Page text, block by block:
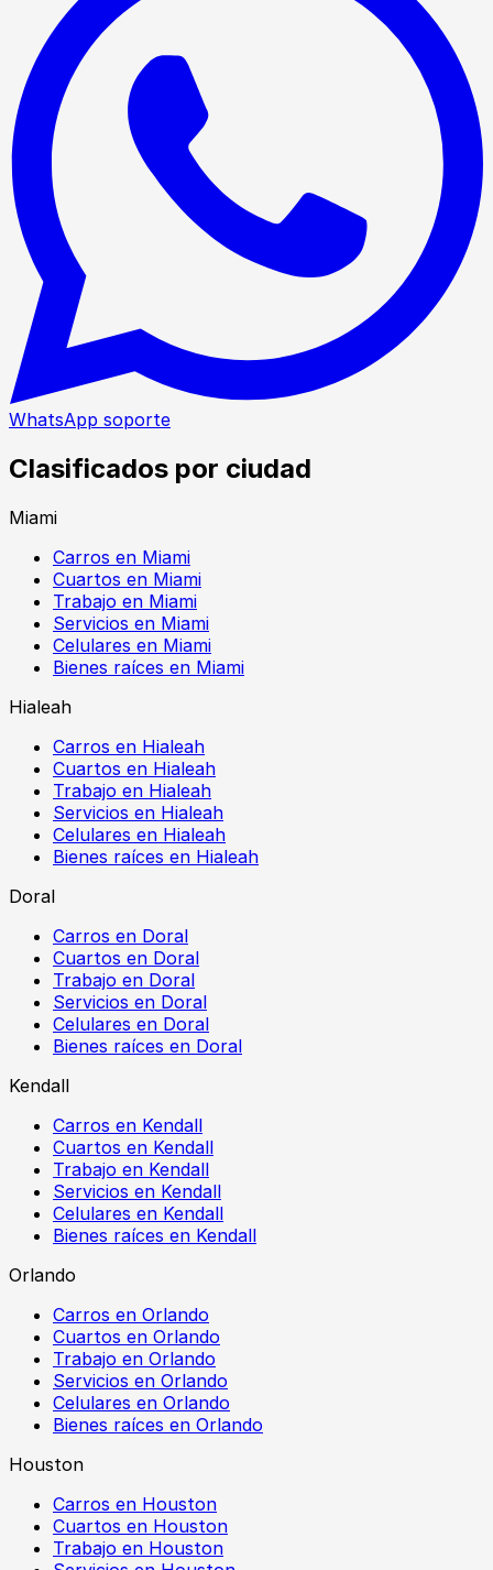
WhatsApp soporte
Clasificados por ciudad
Miami
Carros en Miami
Cuartos en Miami
Trabajo en Miami
Servicios en Miami
Celulares en Miami
Bienes raíces en Miami
Hialeah
Carros en Hialeah
Cuartos en Hialeah
Trabajo en Hialeah
Servicios en Hialeah
Celulares en Hialeah
Bienes raíces en Hialeah
Doral
Carros en Doral
Cuartos en Doral
Trabajo en Doral
Servicios en Doral
Celulares en Doral
Bienes raíces en Doral
Kendall
Carros en Kendall
Cuartos en Kendall
Trabajo en Kendall
Servicios en Kendall
Celulares en Kendall
Bienes raíces en Kendall
Orlando
Carros en Orlando
Cuartos en Orlando
Trabajo en Orlando
Servicios en Orlando
Celulares en Orlando
Bienes raíces en Orlando
Houston
Carros en Houston
Cuartos en Houston
Trabajo en Houston